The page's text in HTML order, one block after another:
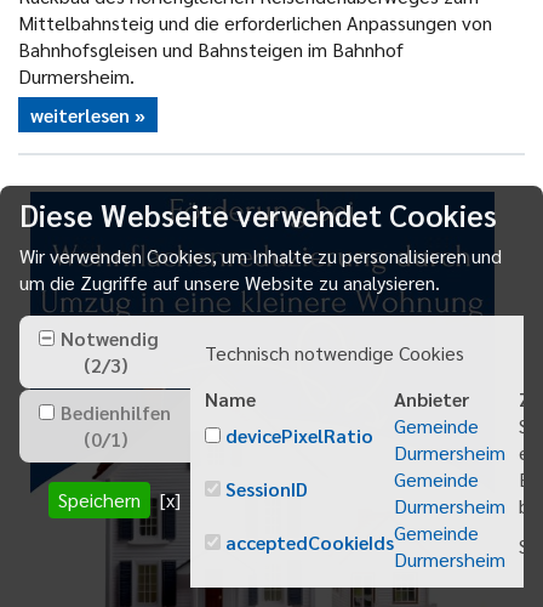
Mittelbahnsteig und die erforderlichen Anpassungen von
Bahnhofsgleisen und Bahnsteigen im Bahnhof
Durmersheim.
weiterlesen
Diese Webseite verwendet Cookies
Wir verwenden Cookies, um Inhalte zu personalisieren und
um die Zugriffe auf unsere Website zu analysieren.
Notwendig
(2/3)
Bedienhilfen
(0/1)
Speichern [x]
Technisch notwendige Cookies
Name
Anbieter
devicePixelRatio
Gemeinde
Durmersheim
SessionID
Gemeinde
Durmersheim
acceptedCookieIdsGemeinde
Durmersheim